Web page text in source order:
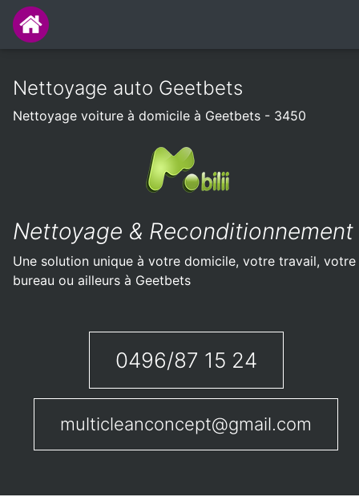
Nettoyage auto Geetbets
Nettoyage voiture à domicile à Geetbets - 3450
Nettoyage & Reconditionnement
Une solution unique à votre domicile, votre travail, votre
bureau ou ailleurs à Geetbets
0496/87 15 24
multicleanconcept@gmail.com